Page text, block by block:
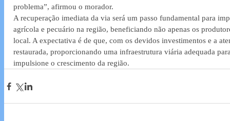
problema”, afirmou o morador.
A recuperação imediata da via será um passo fundamental para
agrícola e pecuário na região, beneficiando não apenas os
local. A expectativa é de que, com os devidos investimentos e a
restaurada, proporcionando uma infraestrutura viária adequada
impulsione o crescimento da região.